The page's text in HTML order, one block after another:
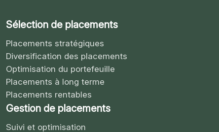
Sélection de placements
Placements stratégiques
Diversification des placements
Optimisation du portefeuille
Placements à long terme
Placements rentables
Gestion de placements
Suivi et optimisation